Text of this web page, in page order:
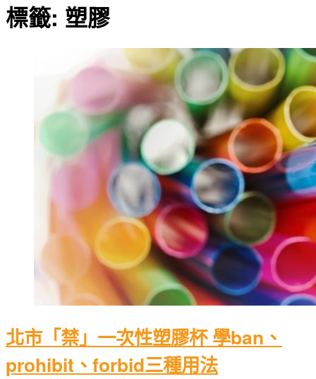
標籤: 塑膠
北市「禁」一次性塑膠杯 學ban、
prohibit、forbid三種用法